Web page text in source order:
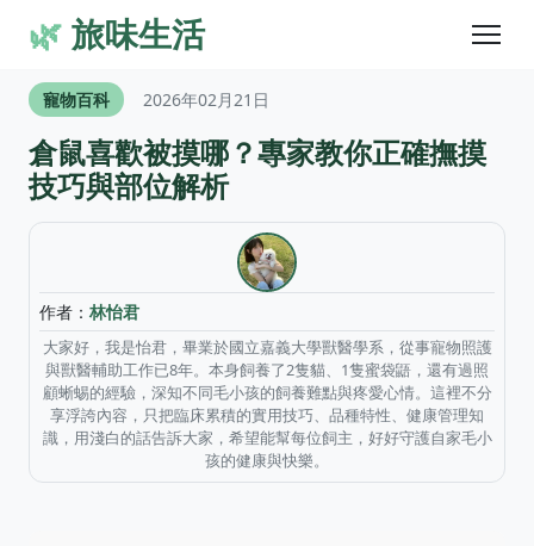
🌿旅味生活
寵物百科 2026年02月21日
倉鼠喜歡被摸哪？專家教你正確撫摸
技巧與部位解析
作者： 林怡君
大家好，我是怡君，畢業於國立嘉義大學獸醫學系，從事寵物照護
與獸醫輔助工作已8年。本身飼養了2隻貓、1隻蜜袋鼯，還有過照
顧蜥蜴的經驗，深知不同毛小孩的飼養難點與疼愛心情。這裡不分
享浮誇內容，只把臨床累積的實用技巧、品種特性、健康管理知
識，用淺白的話告訴大家，希望能幫每位飼主，好好守護自家毛小
孩的健康與快樂。